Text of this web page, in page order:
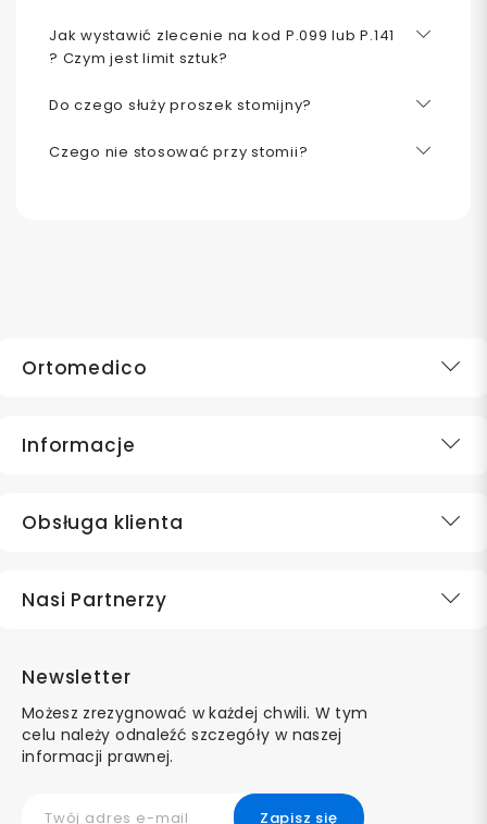
Jak wystawić zlecenie na kod P.099 lub P.141
? Czym jest limit sztuk?
Do czego służy proszek stomijny?
Czego nie stosować przy stomii?
Ortomedico
Informacje
Obsługa klienta
Nasi Partnerzy
Newsletter
Możesz zrezygnować w każdej chwili. W tym
celu należy odnaleźć szczegóły w naszej
informacji prawnej.